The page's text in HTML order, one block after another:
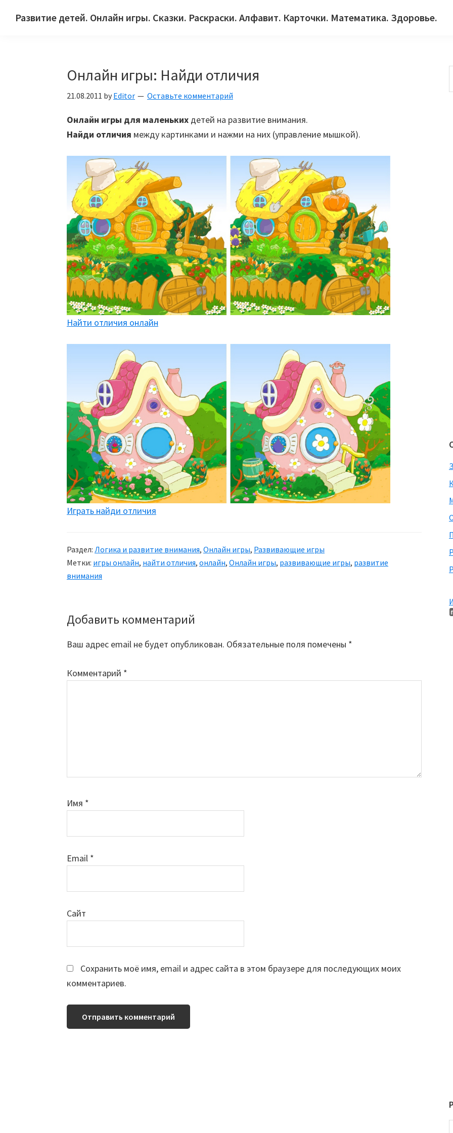
Развитие детей. Онлайн игры. Сказки. Раскраски. Алфавит. Карточки. Математика. Здоровье.
Онлайн игры: Найди отличия
21.08.2011 by Editor Оставьте комментарий
Онлайн игры для маленьких детей на развитие внимания.
Найди отличия между картинками и нажми на них (управление мышкой).
Найти отличия онлайн
Играть найди отличия
Раздел: Логика и развитие внимания, Онлайн игры, Развивающие игры
Метки: игры онлайн, найти отличия, онлайн, Онлайн игры, развивающие игры, развитие
внимания
Reader
Interactions
Добавить комментарий
Ваш адрес email не будет опубликован. Обязательные поля помечены *
Комментарий *
Имя *
Email *
Сайт
Сохранить моё имя, email и адрес сайта в этом браузере для последующих моих
комментариев.